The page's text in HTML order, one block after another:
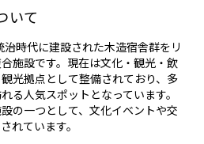
いて
時代に建設された木造宿舎群をリ
施設です。現在は文化・観光・飲
光拠点として整備されており、多
る人気スポットとなっています。
の一つとして、文化イベントや交
れています。